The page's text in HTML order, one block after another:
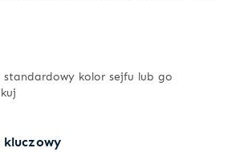
standardowy kolor sejfu lub go
kluczowy